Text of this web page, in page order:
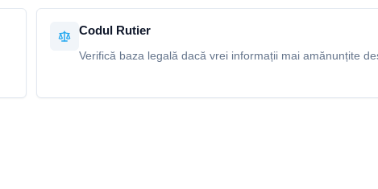
Codul Rutier
Verifică baza legală dacă vrei informații mai amănunțite